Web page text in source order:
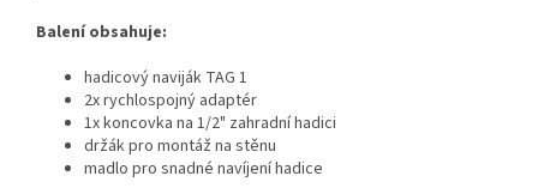
Balení obsahuje:
hadicový naviják TAG 1
2x rychlospojný adaptér
1x koncovka na 1/2" zahradní hadici
držák pro montáž na stěnu
madlo pro snadné navíjení hadice